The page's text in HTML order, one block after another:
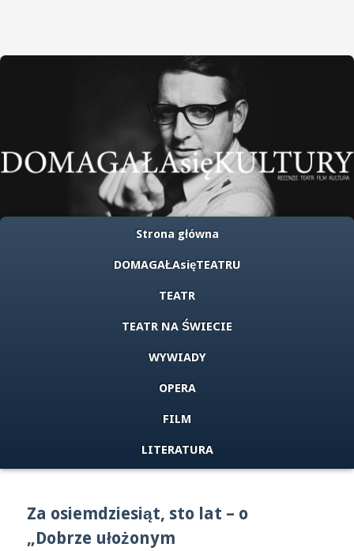
Strona główna
DOMAGAŁAsięTEATRU
TEATR
TEATR NA ŚWIECIE
WYWIADY
OPERA
FILM
LITERATURA
Za osiemdziesiąt, sto lat – o
„Dobrze ułożonym